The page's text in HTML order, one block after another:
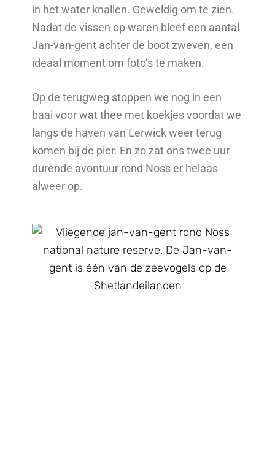
in het water knallen. Geweldig om te zien.
Nadat de vissen op waren bleef een aantal
Jan-van-gent achter de boot zweven, een
ideaal moment om foto’s te maken.
Op de terugweg stoppen we nog in een
baai voor wat thee met koekjes voordat we
langs de haven van Lerwick weer terug
komen bij de pier. En zo zat ons twee uur
durende avontuur rond Noss er helaas
alweer op.